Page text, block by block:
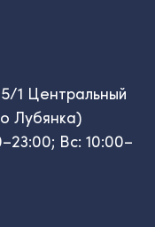
1 Центральный
Лубянка)
Вс: 10:00–